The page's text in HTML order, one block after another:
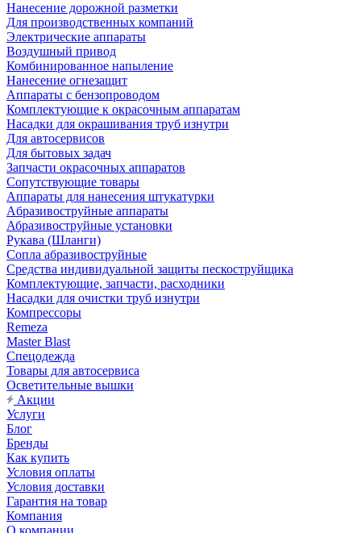
Нанесение дорожной разметки
Для производственных компаний
Электрические аппараты
Воздушный привод
Комбинированное напыление
Нанесение огнезащит
Аппараты с бензопроводом
Комплектующие к окрасочным аппаратам
Насадки для окрашивания труб изнутри
Для автосервисов
Для бытовых задач
Запчасти окрасочных аппаратов
Сопутствующие товары
Аппараты для нанесения штукатурки
Aбразивоструйные аппараты
Абразивоструйные установки
Рукава (Шланги)
Сопла абразивоструйные
Средства индивидуальной защиты пескоструйщика
Комплектующие, запчасти, расходники
Насадки для очистки труб изнутри
Компрессоры
Remeza
Master Blast
Спецодежда
Товары для автосервиса
Осветительные вышки
Акции
Услуги
Блог
Бренды
Как купить
Условия оплаты
Условия доставки
Гарантия на товар
Компания
О компании